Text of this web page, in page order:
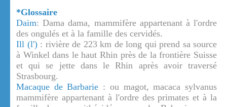
*Glossaire
Daim: Dama dama, mammifère appartenant à l'ordre
des ongulés et à la famille des cervidés.
Ill (l'): rivière de 223 km de long qui prend sa source
à Winkel dans le haut Rhin près de la frontière Suisse
et qui se jette dans le Rhin après avoir traversé
Strasbourg.
Macaque de Barbarie : ou magot, macaca sylvanus
mammifère appartenant à l'ordre des primates et à la